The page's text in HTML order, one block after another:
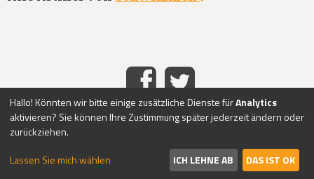
HOME IMPRESSUM DATENSCHUTZ KONTAKT
ABO-
SERVICE | ÜBER UNS
Hallo! Könnten wir bitte einige zusätzliche Dienste fürAnalytics
aktivieren? Sie können Ihre Zustimmung später jederzeit ändern oder
zurückziehen.
Lassen Sie mich wählen
ICH LEHNE AB DAS IST OK